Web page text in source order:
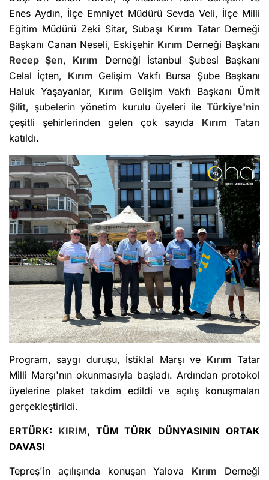
Enes Aydın, İlçe Emniyet Müdürü Sevda Veli, İlçe Milli
Eğitim Müdürü Zeki Sitar, Subaşı Kırım Tatar Derneği
Başkanı Canan Neseli, Eskişehir Kırım Derneği Başkanı
Recep Şen, Kırım Derneği İstanbul Şubesi Başkanı
Celal İçten, Kırım Gelişim Vakfı Bursa Şube Başkanı
Haluk Yaşayanlar, Kırım Gelişim Vakfı Başkanı Ümit
Şilit, şubelerin yönetim kurulu üyeleri ile Türkiye'nin
çeşitli şehirlerinden gelen çok sayıda Kırım Tatarı
katıldı.
Program, saygı duruşu, İstiklal Marşı ve Kırım Tatar
Milli Marşı'nın okunmasıyla başladı. Ardından protokol
üyelerine plaket takdim edildi ve açılış konuşmaları
gerçekleştirildi.
ERTÜRK: KIRIM, TÜM TÜRK DÜNYASININ ORTAK
DAVASI
Tepreş'in açılışında konuşan Yalova Kırım Derneği